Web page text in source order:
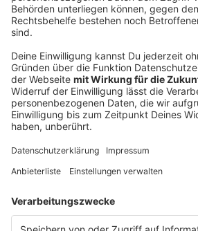
ich einen Musterhauspark
Musterhauspark - warum
Ein Fertighaus ist ein
das wirklich so schnell, bzw. was
eines Fertighauses?
Musterhauspark - Fertighaus
Wie kann man sich einen Tag im
vorstellen?